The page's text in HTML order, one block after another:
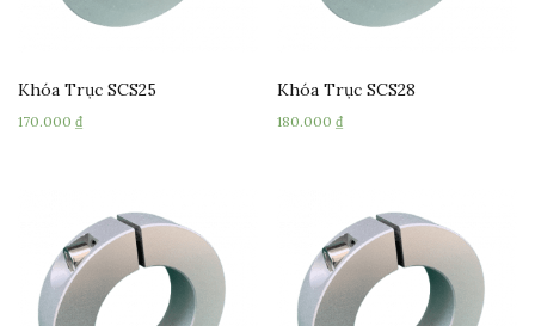
Khóa Trục SCS25
170.000 ₫
Khóa Trục SCS28
180.000₫